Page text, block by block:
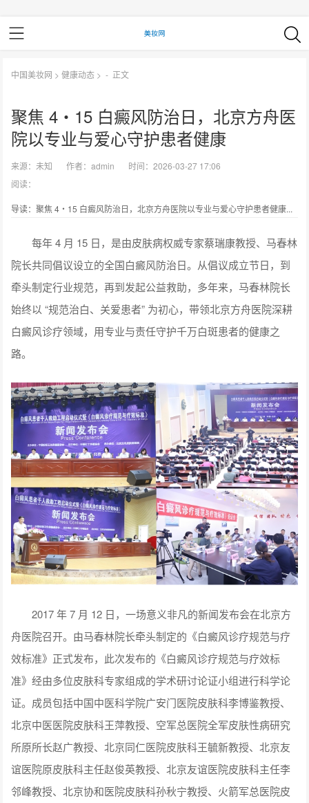
中国美妆网 >健康动态 > - 正文
聚焦 4・15 白癜风防治日，北京方舟医
院以专业与爱心守护患者健康
来源：未知 作者：admin
时间：2026-03-27 17:06
阅读：
导读：聚焦 4・15 白癜风防治日，北京方舟医院以专业与爱心守护患者健康...
每年 4 月 15 日，是由皮肤病权威专家蔡瑞康教授、马春林
院长共同倡议设立的全国白癜风防治日。从倡议成立节日，到
牵头制定行业规范，再到发起公益救助，多年来，马春林院长
始终以 “规范治白、关爱患者” 为初心，带领北京方舟医院深耕
白癜风诊疗领域，用专业与责任守护千万白斑患者的健康之
路。
2017 年 7 月 12 日，一场意义非凡的新闻发布会在北京方
舟医院召开。由马春林院长牵头制定的《白癜风诊疗规范与疗
效标准》正式发布，此次发布的《白癜风诊疗规范与疗效标
准》经由多位皮肤科专家组成的学术研讨论证小组进行科学论
证。成员包括中国中医科学院广安门医院皮肤科李博鉴教授、
北京中医医院皮肤科王萍教授、空军总医院全军皮肤性病研究
所原所长赵广教授、北京同仁医院皮肤科王毓新教授、北京友
谊医院原皮肤科主任赵俊英教授、北京友谊医院皮肤科主任李
邻峰教授、北京协和医院皮肤科孙秋宁教授、火箭军总医院皮